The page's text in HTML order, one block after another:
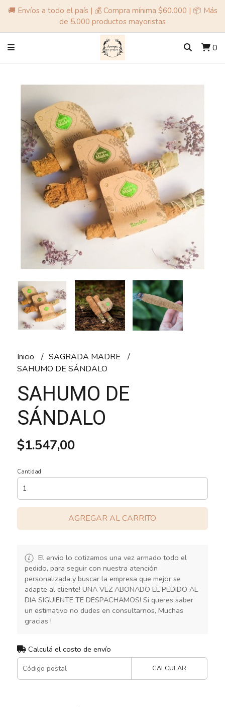
🚚 Envíos a todo el país | 💰 Compra mínima $60.000 | 📦 Más
de 5.000 productos mayoristas
0
Inicio
SAGRADA MADRE
SAHUMO DE SÁNDALO
SAHUMO DE
SÁNDALO
$1.547,00
Cantidad
AGREGAR AL CARRITO
El envio lo cotizamos una vez armado todo el
pedido, para seguir con nuestra atención
personalizada y buscar la empresa que mejor se
adapte al cliente! UNA VEZ ABONADO EL PEDIDO AL
DIA SIGUIENTE TE DESPACHAMOS! Si queres saber
un estimativo no dudes en consultarnos, Muchas
gracias !
Calculá el costo de envío
CALCULAR